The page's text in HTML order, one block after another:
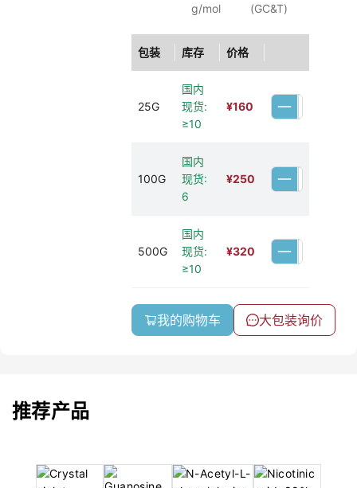
g/mol
(GC&T)
包装 库存 价格
25G
国内
现货:
≥10
¥160
100G
国内
现货:
6
¥250
500G
国内
现货:
≥10
¥320
我的购物车 大包装询价
推荐产品